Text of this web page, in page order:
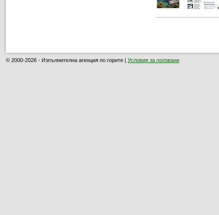
© 2000-2026 - Изпълнителна агенция по горите | Условия за ползване